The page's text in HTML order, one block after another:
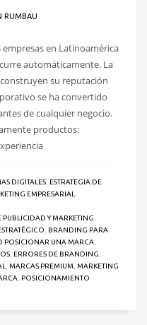
RUMBAU
en Latinoamérica
automáticamente. La
su reputación
se ha convertido
de cualquier negocio.
productos:
DIGITALES, ESTRATEGIA DE
EMPRESARIAL,
Y MARKETING,
, BRANDING PARA
POSICIONAR UNA MARCA,
, ERRORES DE BRANDING,
, MARCAS PREMIUM, MARKETING
, POSICIONAMIENTO